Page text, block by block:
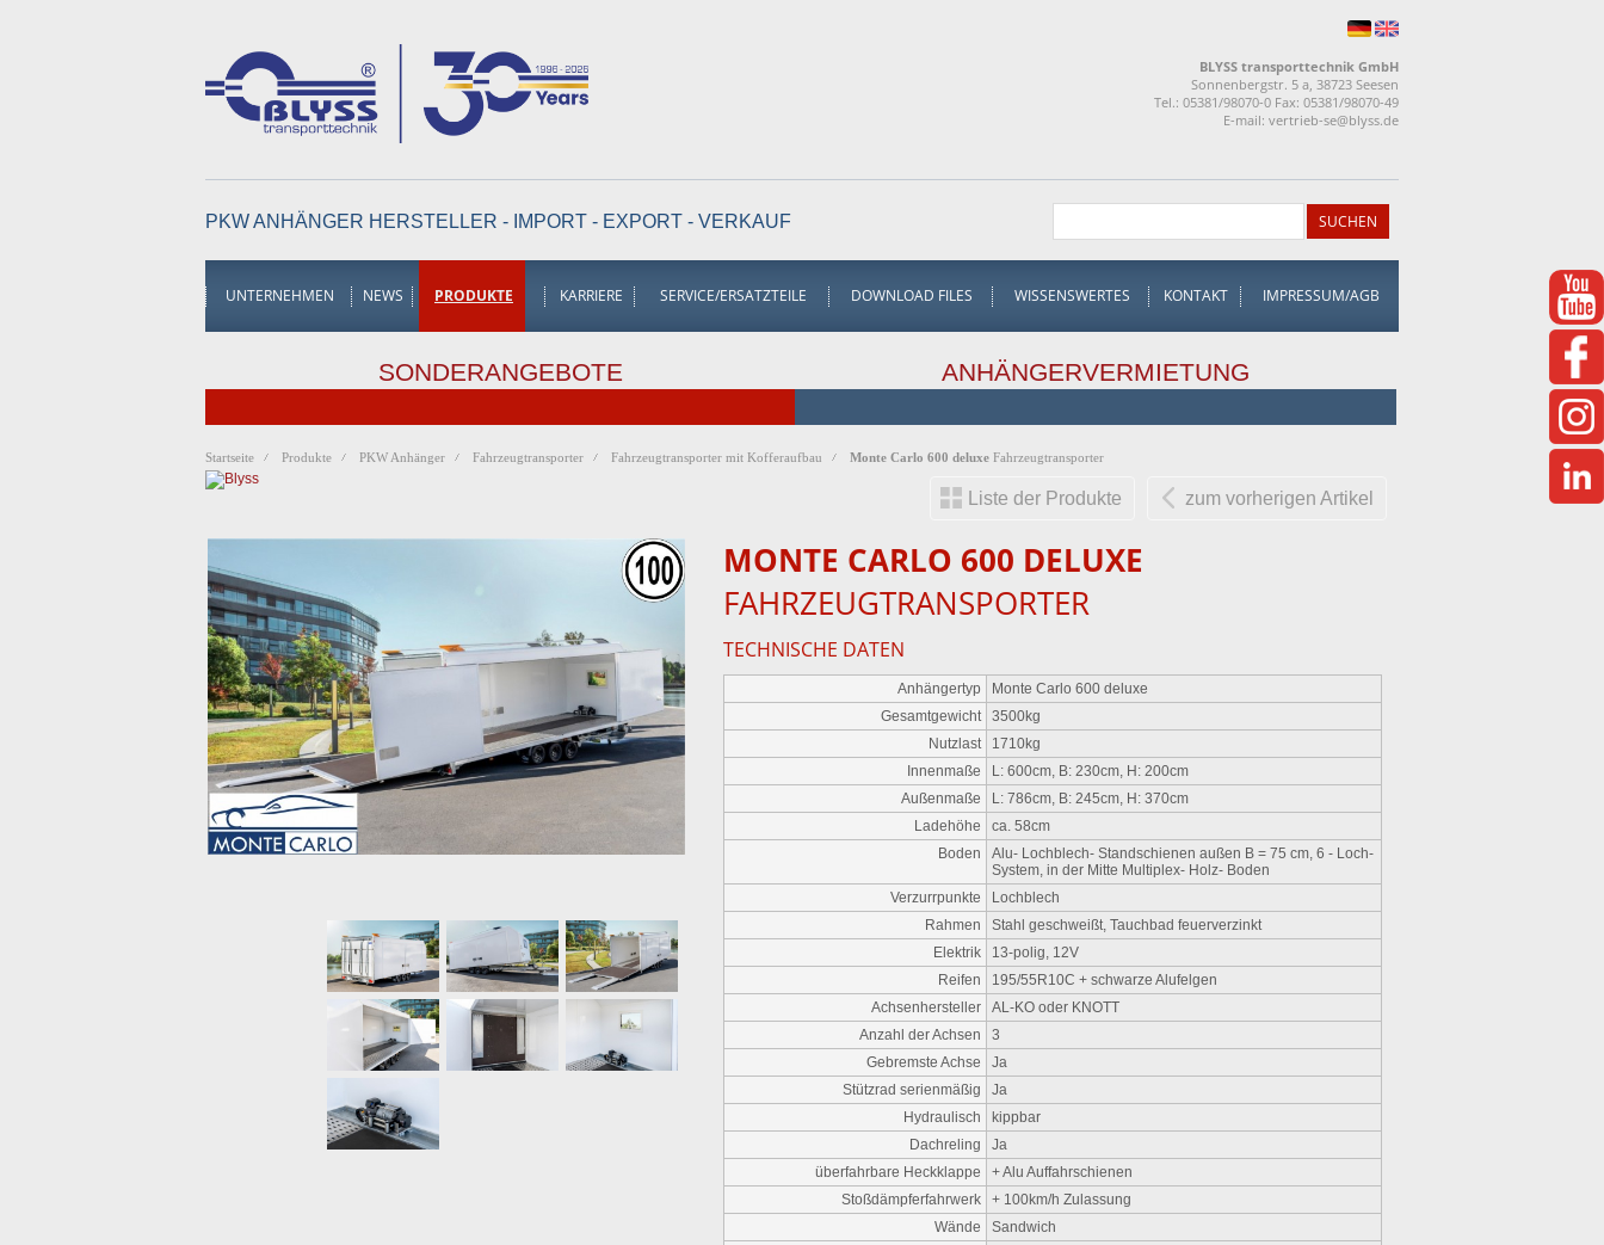
BLYSS transporttechnik GmbH
Sonnenbergstr. 5 a, 38723 Seesen
Tel.: 05381/98070-0 Fax: 05381/98070-49
E-mail: vertrieb-se@blyss.de
PKW ANHÄNGER HERSTELLER - IMPORT - EXPORT - VERKAUF
UNTERNEHMEN NEWS PRODUKTE KARRIERE SERVICE/ERSATZTEILE DOWNLOAD FILES WISSENSWERTES KONTAKT IMPRESSUM/AGB
SONDERANGEBOTE ANHÄNGERVERMIETUNG
Startseite Produkte PKW Anhänger Fahrzeugtransporter Fahrzeugtransporter mit Kofferaufbau Monte Carlo 600 deluxe Fahrzeugtransporter
Liste der Produkte zum vorherigen Artikel
MONTE CARLO 600 DELUXE
FAHRZEUGTRANSPORTER
TECHNISCHE DATEN
Anhängertyp
Monte Carlo 600 deluxe
Gesamtgewicht
3500kg
Nutzlast
1710kg
Innenmaße
L: 600cm, B: 230cm, H: 200cm
Außenmaße
L: 786cm, B: 245cm, H: 370cm
Ladehöhe
ca. 58cm
Boden
Alu- Lochblech- Standschienen außen B = 75 cm, 6 - Loch-
System, in der Mitte Multiplex- Holz- Boden
Verzurrpunkte
Lochblech
Rahmen
Stahl geschweißt, Tauchbad feuerverzinkt
Elektrik
13-polig, 12V
Reifen
195/55R10C + schwarze Alufelgen
Achsenhersteller
AL-KO oder KNOTT
Anzahl der Achsen
3
Gebremste Achse
Ja
Stützrad serienmäßig
Ja
Hydraulisch
kippbar
Dachreling
Ja
überfahrbare Heckklappe
+ Alu Auffahrschienen
Stoßdämpferfahrwerk
+ 100km/h Zulassung
Wände
Sandwich